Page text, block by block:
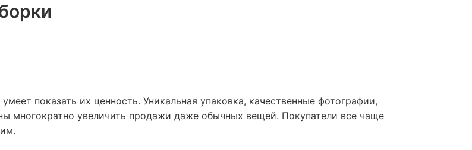
показать их ценность. Уникальная упаковка, качественные фотографии,
многократно увеличить продажи даже обычных вещей. Покупатели все чаще